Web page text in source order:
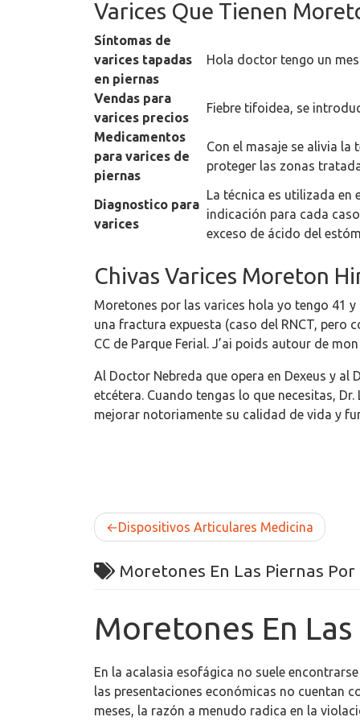
Varices Que Tienen
Síntomas de
varices tapadas
en piernas
Hola doctor tengo un
Vendas para
varices precios
Fiebre tifoidea, se
Medicamentos
para varices de
piernas
Con el masaje se alivia
proteger las zonas
Diagnostico para
varices
La técnica es utilizada en
indicación para cada
exceso de ácido del
Chivas Varices Moreton
Moretones por las varices hola yo tengo 41
una fractura expuesta (caso del RNCT, pero
CC de Parque Ferial. J’ai poids autour de
Al Doctor Nebreda que opera en Dexeus y
etcétera. Cuando tengas lo que necesitas,
mejorar notoriamente su calidad de vida y
Post
navigation
Dispositivos Articulares Medicina
Moretones En Las Piernas Por
Moretones En
En la acalasia esofágica no suele
las presentaciones económicas no cuentan
meses, la razón a menudo radica en la